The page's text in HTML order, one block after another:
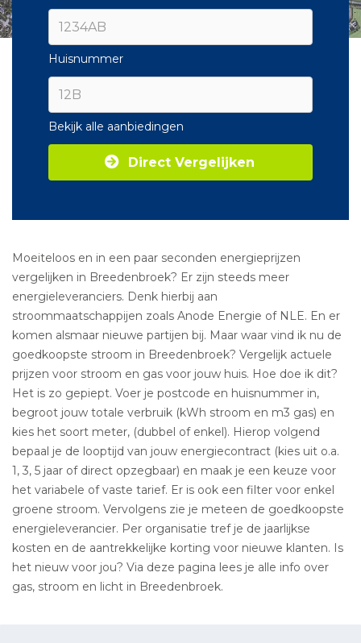
Huisnummer
Bekijk alle aanbiedingen
Direct Vergelijken
Moeiteloos en in een paar seconden energieprijzen
vergelijken in Breedenbroek? Er zijn steeds meer
energieleveranciers. Denk hierbij aan
stroommaatschappijen zoals Anode Energie of NLE. En er
komen alsmaar nieuwe partijen bij. Maar waar vind ik nu de
goedkoopste stroom in Breedenbroek? Vergelijk actuele
prijzen voor stroom en gas voor jouw huis. Hoe doe ik dit?
Het is zo gepiept. Voer je postcode en huisnummer in,
begroot jouw totale verbruik (kWh stroom en m3 gas) en
kies het soort meter, (dubbel of enkel). Hierop volgend
bepaal je de looptijd van jouw energiecontract (kies uit o.a.
1, 3, 5 jaar of direct opzegbaar) en maak je een keuze voor
het variabele of vaste tarief. Er is ook een filter voor enkel
groene stroom. Vervolgens zie je meteen de goedkoopste
energieleverancier. Per organisatie tref je de jaarlijkse
kosten en de aantrekkelijke korting voor nieuwe klanten. Is
het nieuw voor jou? Via deze pagina lees je alle info over
gas, stroom en licht in Breedenbroek.